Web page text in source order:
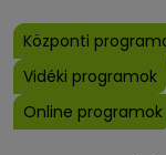
Központi
Vidéki programok
Online programok